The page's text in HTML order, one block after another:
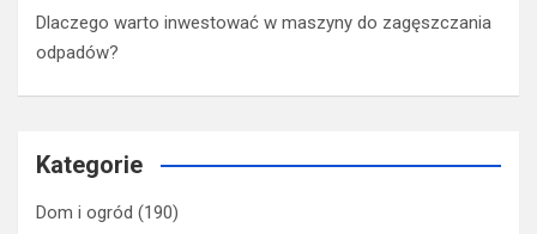
Dlaczego warto inwestować w maszyny do zagęszczania
odpadów?
Kategorie
Dom i ogród (190)